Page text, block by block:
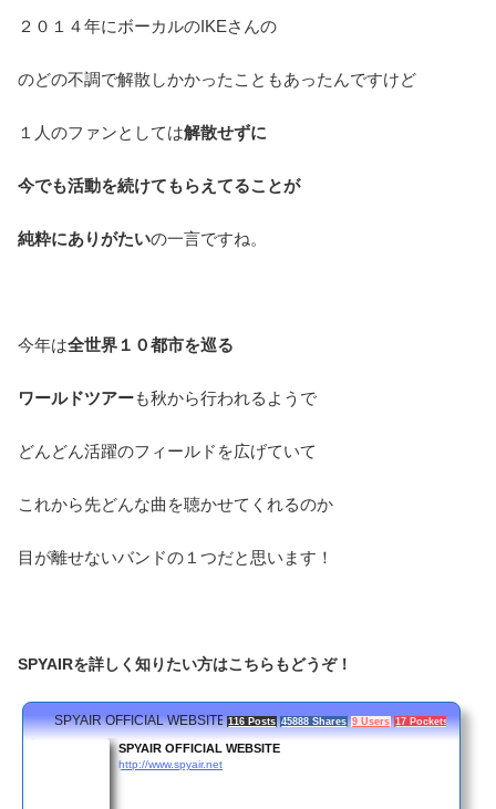
２０１４年にボーカルのIKEさんの
のどの不調で解散しかかったこともあったんですけど
１人のファンとしては解散せずに
今でも活動を続けてもらえてることが
純粋にありがたいの一言ですね。
今年は全世界１０都市を巡る
ワールドツアーも秋から行われるようで
どんどん活躍のフィールドを広げていて
これから先どんな曲を聴かせてくれるのか
目が離せないバンドの１つだと思います！
SPYAIRを詳しく知りたい方はこちらもどうぞ！
SPYAIR OFFICIAL WEBSITE 116 Posts 45888 Shares 9 Users 17 Pockets
SPYAIR OFFICIAL WEBSITE
http://www.spyair.net